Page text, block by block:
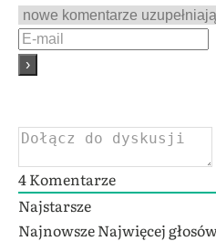
4Komentarze
Najstarsze
NajnowszeNajwięcej